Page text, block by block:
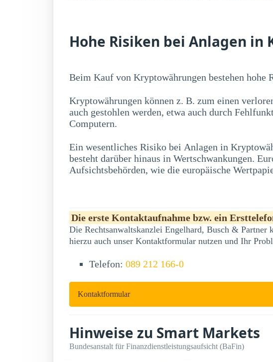
Hohe Risiken bei Anlagen
Beim Kauf von Kryptowährungen bestehen hohe
Kryptowährungen können z. B. zum einen
auch gestohlen werden, etwa auch durch
Computern.
Ein wesentliches Risiko bei Anlagen in
besteht darüber hinaus in Wertschwankungen.
Aufsichtsbehörden, wie die europäische
erwerben, zu erheblichen Kursschwankungen und
Die erste Kontaktaufnahme bzw. ein
Die Rechtsanwaltskanzlei Engelhard, Busch &
hierzu auch unser Kontaktformular nutzen und Ihr
Telefon: 089 212 166-0
Kontaktformular
Hinweise zu Smart Markets
Bundesanstalt für Finanzdienstleistungsaufsicht (BaFin)